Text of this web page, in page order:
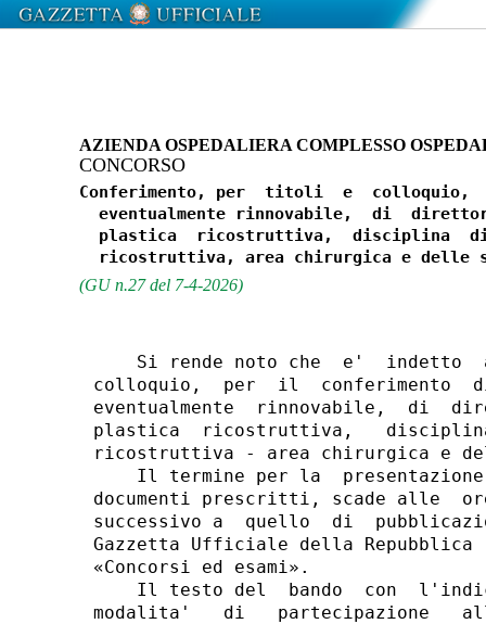
AZIENDA OSPEDALIERA COMPLESSO
CONCORSO
Conferimento, per  titoli  e  colloquio,
eventualmente rinnovabile,  di
plastica  ricostruttiva,  disciplina
(GU n.27 del 7-4-2026)
Si rende noto che  e'  indetto
colloquio,  per  il  conferimento
eventualmente  rinnovabile,  di
plastica  ricostruttiva,
ricostruttiva - area chirurgica e
Il termine per la
documenti prescritti, scade alle
successivo a  quello  di
Gazzetta Ufficiale della
«Concorsi ed esami».
Il testo del  bando  con
modalita'   di   partecipazione